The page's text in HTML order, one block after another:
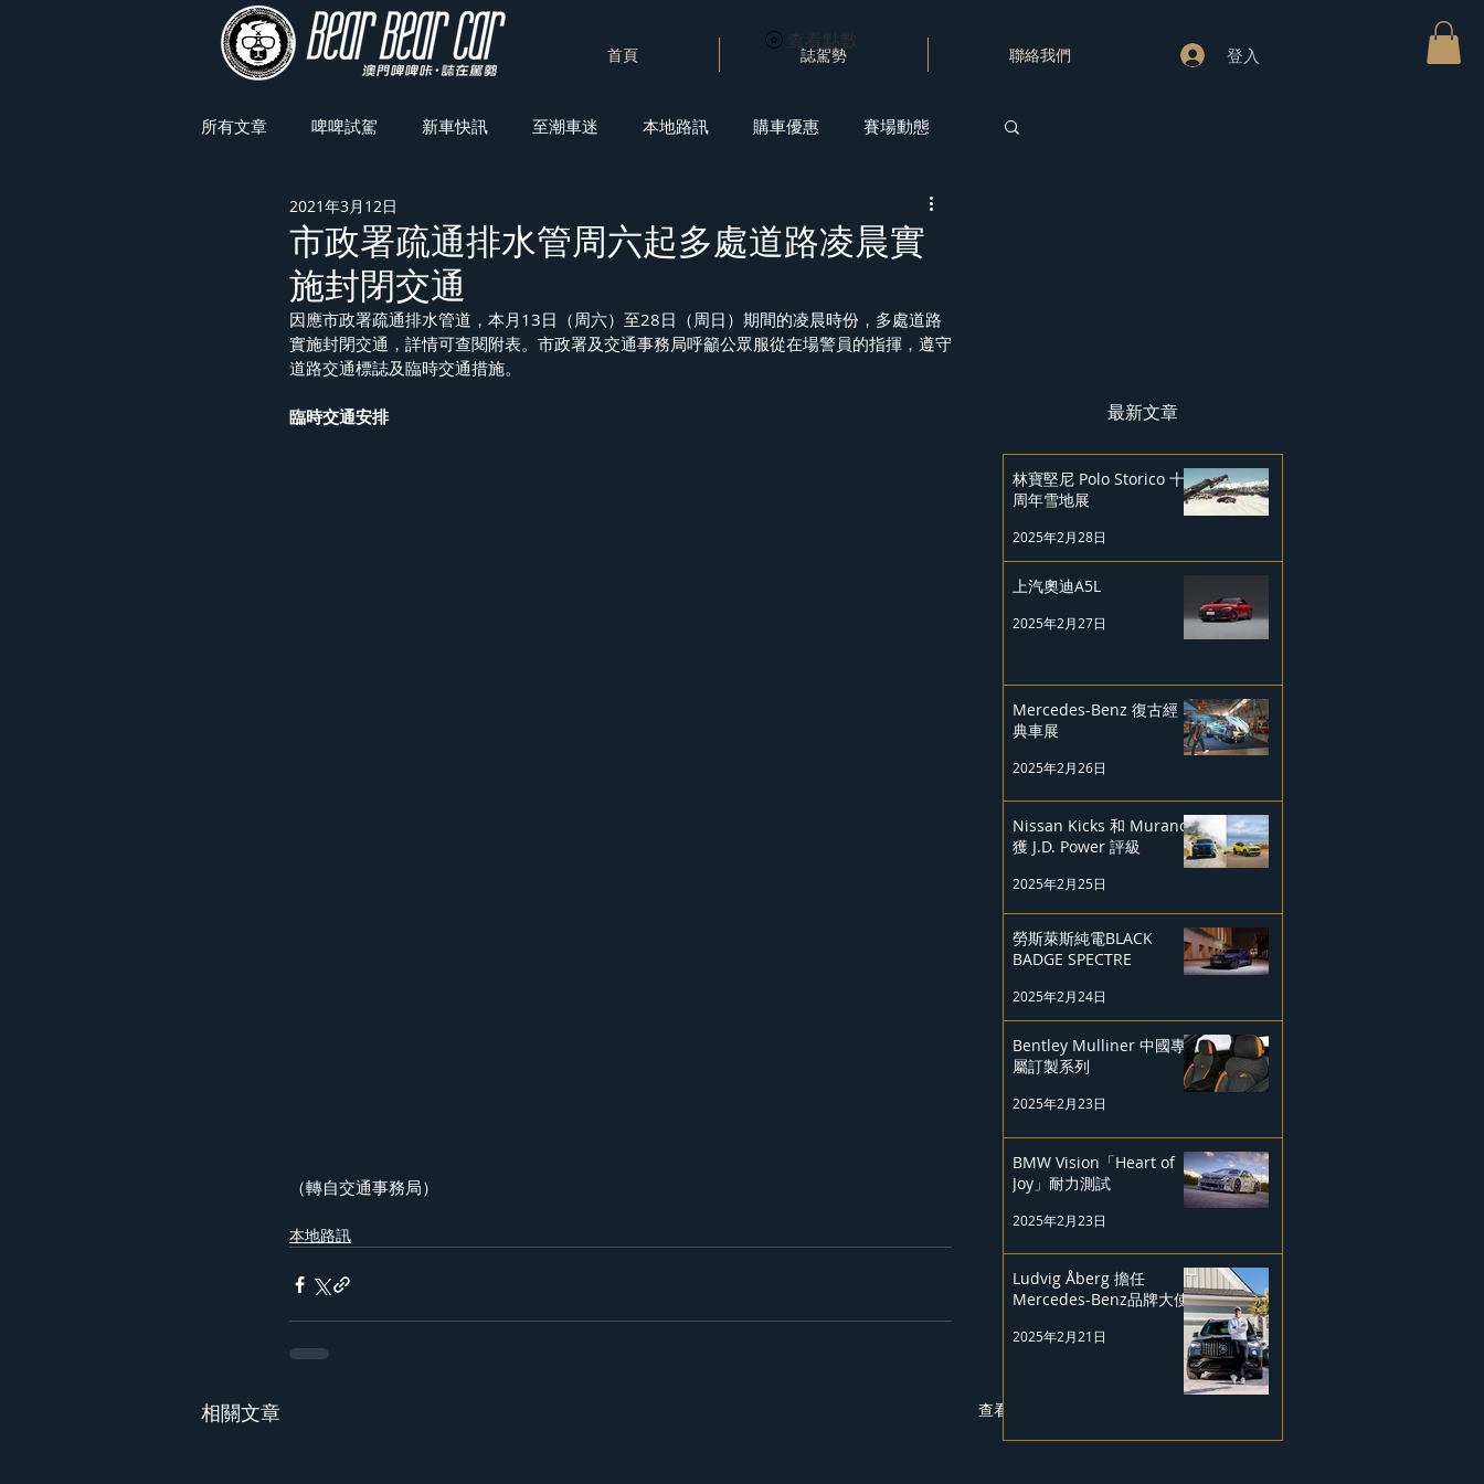
首頁 誌駕勢 聯絡我們 登入
查看點數
所有文章 啤啤試駕 新車快訊 至潮車迷 本地路訊 購車優惠 賽場動態
車展焦點
市政署疏通排水管周六起多處道路凌晨實
施封閉交通
2021年3月12日
因應市政署疏通排水管道，本月13日（周六）至28日（周日）期間的凌晨時份，多處道路
實施封閉交通，詳情可查閱附表。市政署及交通事務局呼籲公眾服從在場警員的指揮，遵守
道路交通標誌及臨時交通措施。
臨時交通安排
（轉自交通事務局）
本地路訊
相關文章 查看全部
最新文章
林寶堅尼 Polo Storico 十
周年雪地展
2025年2月28日
上汽奧迪A5L
2025年2月27日
Mercedes-Benz 復古經
典車展
2025年2月26日
Nissan Kicks 和 Murano
獲 J.D. Power 評級
2025年2月25日
勞斯萊斯純電BLACK
BADGE SPECTRE
2025年2月24日
Bentley Mulliner 中國專
屬訂製系列
2025年2月23日
BMW Vision「Heart of
Joy」耐力測試
2025年2月23日
Ludvig Åberg 擔任
Mercedes-Benz品牌大使
2025年2月21日